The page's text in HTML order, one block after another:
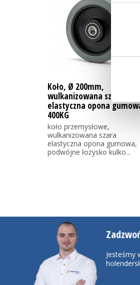
Koło, Ø 200mm,
wulkanizowana szara
elastyczna opona
400KG
koło przemysłowe,
wulkanizowana szara
elastyczna opona gumowa,
podwójne łożysko kulko...
Jesteśmy